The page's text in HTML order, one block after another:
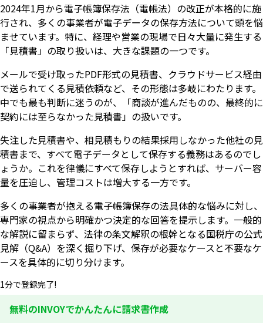
2024年1月から電子帳簿保存法（電帳法）の改正が本格的に施
行され、多くの事業者が電子データの保存方法について頭を悩
ませています。特に、経理や営業の現場で日々大量に発生する
「見積書」の取り扱いは、大きな課題の一つです。
メールで受け取ったPDF形式の見積書、クラウドサービス経由
で送られてくる見積依頼など、その形態は多岐にわたります。
中でも最も判断に迷うのが、「商談が進んだものの、最終的に
契約には至らなかった見積書」の扱いです。
失注した見積書や、相見積もりの結果採用しなかった他社の見
積書まで、すべて電子データとして保存する義務はあるのでし
ょうか。これを律儀にすべて保存しようとすれば、サーバー容
量を圧迫し、管理コストは増大する一方です。
多くの事業者が抱える電子帳簿保存の法具体的な悩みに対し、
専門家の視点から明確かつ決定的な回答を提示します。一般的
な解説に留まらず、法律の条文解釈の根幹となる国税庁の公式
見解（Q&A）を深く掘り下げ、保存が必要なケースと不要なケ
ースを具体的に切り分けます。
1分で登録完了!
無料のINVOYでかんたんに請求書作成